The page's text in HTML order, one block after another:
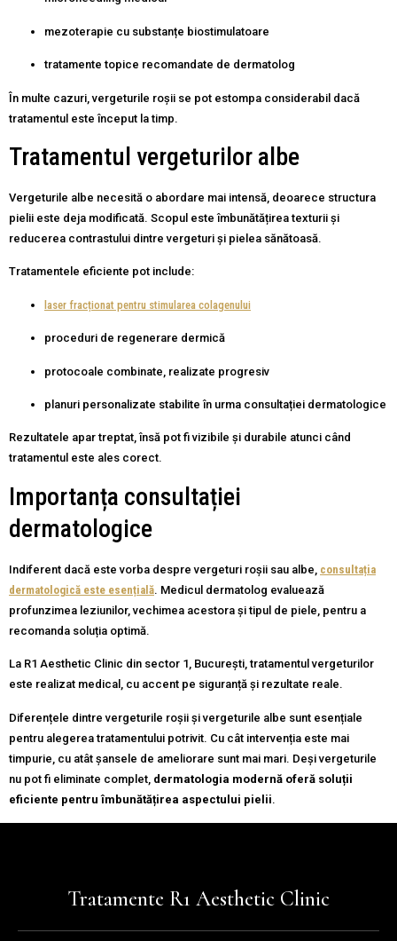
mezoterapie cu substanțe biostimulatoare
tratamente topice recomandate de dermatolog
În multe cazuri, vergeturile roșii se pot estompa considerabil dacă
tratamentul este început la timp.
Tratamentul vergeturilor albe
Vergeturile albe necesită o abordare mai intensă, deoarece structura
pielii este deja modificată. Scopul este îmbunătățirea texturii și
reducerea contrastului dintre vergeturi și pielea sănătoasă.
Tratamentele eficiente pot include:
laser fracționat pentru stimularea colagenului
proceduri de regenerare dermică
protocoale combinate, realizate progresiv
planuri personalizate stabilite în urma consultației dermatologice
Rezultatele apar treptat, însă pot fi vizibile și durabile atunci când
tratamentul este ales corect.
Importanța consultației
dermatologice
Indiferent dacă este vorba despre vergeturi roșii sau albe, consultația
dermatologică este esențială. Medicul dermatolog evaluează
profunzimea leziunilor, vechimea acestora și tipul de piele, pentru a
recomanda soluția optimă.
La R1 Aesthetic Clinic din sector 1, București, tratamentul vergeturilor
este realizat medical, cu accent pe siguranță și rezultate reale.
Diferențele dintre vergeturile roșii și vergeturile albe sunt esențiale
pentru alegerea tratamentului potrivit. Cu cât intervenția este mai
timpurie, cu atât șansele de ameliorare sunt mai mari. Deși vergeturile
nu pot fi eliminate complet, dermatologia modernă oferă soluții
eficiente pentru îmbunătățirea aspectului pielii.
Tratamente R1 Aesthetic Clinic